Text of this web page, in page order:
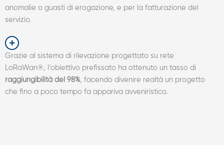
anomalie o guasti di erogazione, e per la fatturazione del
servizio.
Grazie al sistema di rilevazione progettato su rete
LoRaWan®, l’obiettivo prefissato ha ottenuto un tasso di
raggiungibilità del 98%, facendo divenire realtà un progetto
che fino a poco tempo fa appariva avveniristico.